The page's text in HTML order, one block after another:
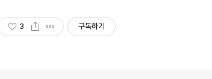
3 구독하기